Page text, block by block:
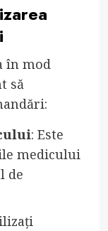
în mod
să
: Este
medicului
de